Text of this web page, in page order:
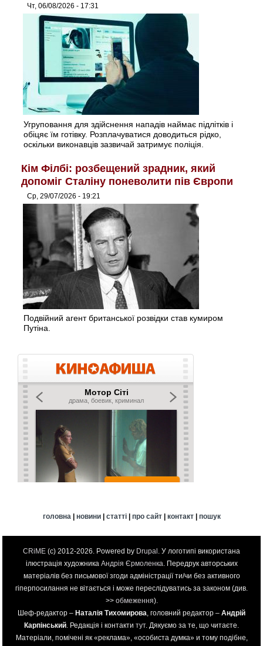
Чт, 06/08/2026 - 17:31
Угруповання для здійснення нападів наймає підлітків і
обіцяє їм готівку. Розплачуватися доводиться рідко,
оскільки виконавців зазвичай затримує поліція.
Кім Філбі: розбещений зрадник, який
допоміг Сталіну поневолити пів Європи
Ср, 29/07/2026 - 19:21
Подвійний агент британської розвідки став кумиром
Путіна.
головна | новини| статті| про сайт| контакт| пошук
CRiME (c) 2012-2026. Powered by Drupal . У логотипі використана
ілюстрація художника Андрія Єрмоленка . Передрук авторських
матеріалів без письмової згоди адміністрації ти/чи без активного
гіперпосилання не вітається і може переслідуватись за законом (див.
>> обмеження).
Шеф-редактор – Наталія Тихомирова , головний редактор – Андрій
Карпінський . Редакція і контакти тут. Дякуємо за те, що читаєте.
Матеріали, помічені як «реклама», «особиста думка» и тому подібне,